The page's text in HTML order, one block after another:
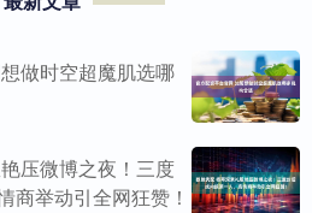
做时空超魔肌选哪
压微博之夜！三度
商举动引全网狂赞！